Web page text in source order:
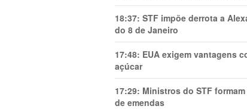
18:37: STF impõe derrota a
do 8 de Janeiro
17:48: EUA exigem vantagens
açúcar
17:29: Ministros do STF
de emendas